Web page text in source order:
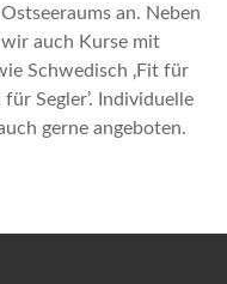
an. Neben
auch Kurse mit
Schwedisch ‚Fit für
Segler’. Individuelle
gerne angeboten.